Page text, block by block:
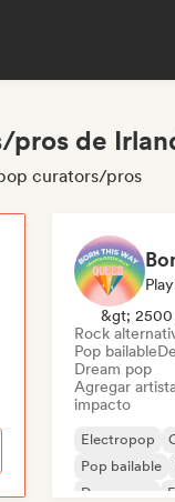
pros de
curators/pros
&gt; 2500
Rock
Pop bailable
Dream pop
Agregar
impacto
Electropop
Pop bailable
Dream pop